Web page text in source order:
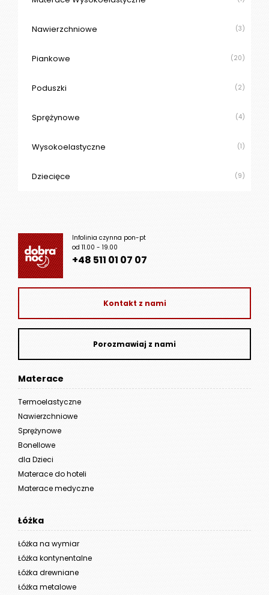
Nawierzchniowe (3)
Piankowe (20)
Poduszki (2)
Sprężynowe (4)
Wysokoelastyczne (1)
Dziecięce (9)
Infolinia czynna pon-pt
od 11.00 - 19.00
+48 511 01 07 07
Kontakt z nami
Porozmawiaj z nami
Materace
Termoelastyczne
Nawierzchniowe
Sprężynowe
Bonellowe
dla Dzieci
Materace do hoteli
Materace medyczne
Łóżka
Łóżka na wymiar
Łóżka kontynentalne
Łóżka drewniane
Łóżka metalowe